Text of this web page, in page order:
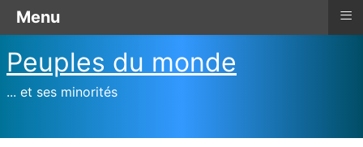
Peuples du monde
... et ses minorités
Menu ≡